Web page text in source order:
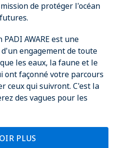
de protéger l'océan
AWARE est une
engagement de toute
les eaux, la faune et le
ont façonné votre parcours
ceux qui suivront. C'est la
des vagues pour les
PLUS